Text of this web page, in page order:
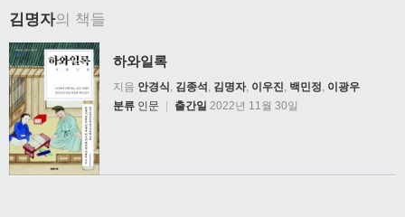
김명자의 책들
하와일록
지음 안경식 , 김종석 , 김명자, 이우진, 백민정, 이광우
분류 인문 출간일 2022년 11월 30일